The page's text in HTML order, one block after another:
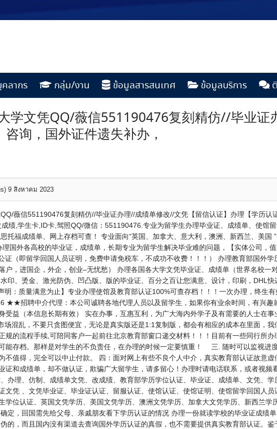
ลากร กลุ่ม/งาน ข้อมูลสารสนเทศ ข้อมูลบริการ
学文凭QQ/薇信551190476复刻精仿//毕业
询，国外证件遗失补办，
9 สิงหาคม 2023
薇信551190476复刻精仿//毕业证办理//成绩单修改//文凭【留信认证】办理【学历认
绩,学生卡,ID卡,驾照QQ/微信：551190476.专业为留学生办理毕业证、成绩单、使馆
托福成绩单、网上存档可查！ 专业面向“英国、加拿大、意大利，澳洲、新西兰、美国
国外各高校的毕业证，成绩单，长期专业为留学生解决毕业难的问题，【实体公司，
证（即留学回国人员证明，免费申请免税车，不成功不收费！！！） 办理教育部国外学
户，进国企，外企，创业–无忧愁） 办理各国各大学文凭毕业证、成绩单（世界名校一
印、烫金、激光防伪、凹凸版、版的毕业证、百分之百让您满意、设计，印刷，DHL
明：质量满意为止】专业办理使馆及教育部认证100%可查存档！！！一次办理，终生
★★招聘中介代理：本公司诚聘各地代理人员以及留学生，如果你有业余时间，有兴
受益（本信息长期有效） 实在办事，互惠互利，为广大海内外学子及有需要的人士在
混乱，不要只贪图便宜，无论是真实版还是1:1复制版，都会有相应的成本在里面
规的流程手续,可陪同客户一起前往北京教育部窗口递交材料！！！目前有一些同行所
能存档。那样是对学生的不负责任，在办理的时候一定要慎重！ 三. 随时可以监视进
不值得，完全可以中止付款。 四：面对网上有些不良个人中介，真实教育部认证故意
证和成绩单，却不做认证，欺骗广大留学生，请多留心！办理时请电话联系，或者视频
办理、仿制、成绩单文凭、改成绩、教育部学历学位认证、毕业证、成绩单、文凭、
文凭 、文凭毕业证、毕业证认证、留服认证、使馆认证、使馆证明、使馆留学回国人
学位认证、英国文凭学历、美国文凭学历、澳洲文凭学历、加拿大文凭学历、新西兰
定，回国需先给父母、亲戚朋友看下学历认证的情况 办理一份就读学校的毕业证成绩
的，而且国内没有渠道去查询国外学历认证的真假，也不需要提供真实教育部认证。